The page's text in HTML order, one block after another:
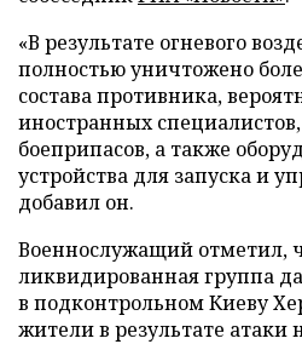
«В результате огневого
полностью уничтожено
состава противника,
иностранных
боеприпасов, а также
устройства для запуска и
добавил он.
Военнослужащий отметил,
ликвидированная группа
в подконтрольном Киеву
жители в результате атаки